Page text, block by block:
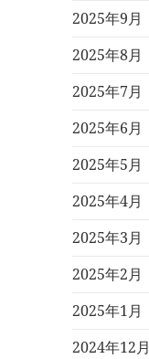
2025年9月
2025年8月
2025年7月
2025年6月
2025年5月
2025年4月
2025年3月
2025年2月
2025年1月
2024年12月